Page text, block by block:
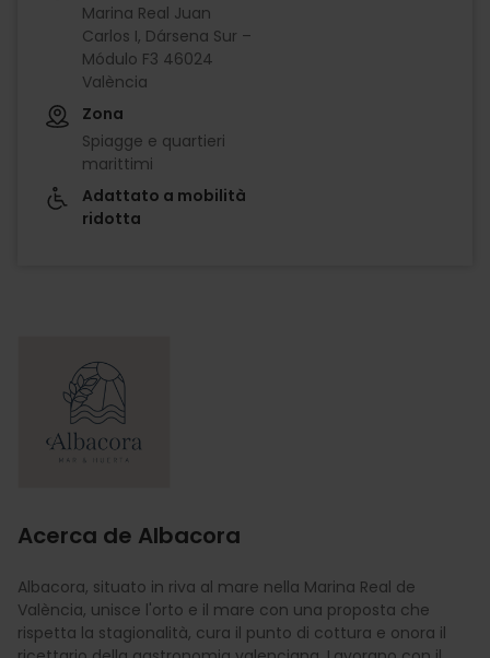
Marina Real Juan
Carlos I, Dársena Sur –
Módulo F3 46024
València
Zona
Spiagge e quartieri
marittimi
Adattato a mobilità
ridotta
Acerca de Albacora
Albacora, situato in riva al mare nella Marina Real de
València, unisce l'orto e il mare con una proposta che
rispetta la stagionalità, cura il punto di cottura e onora il